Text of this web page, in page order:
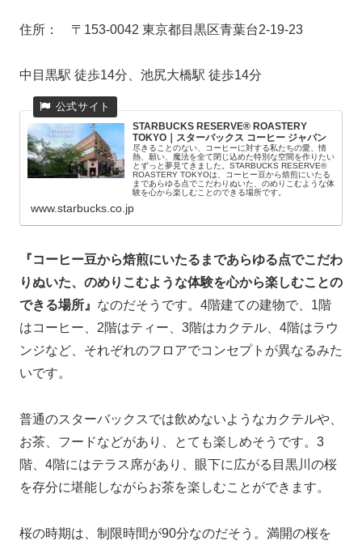
住所： 〒153-0042 東京都目黒区青葉台2-19-23
中目黒駅 徒歩14分、池尻大橋駅 徒歩14分
STARBUCKS RESERVE® ROASTERY
TOKYO｜スターバックス コーヒー ジャパン
尽きることのない、コーヒーに対する私たちの愛、情
熱、願い、魔法を全て閉じ込めた特別な空間を作りたい
とずっと夢見てきました。STARBUCKS RESERVE®
ROASTERY TOKYOは、コーヒー豆から焙煎にいたる
まであらゆる点でこだわりぬいた、のめりこむような体
験を心から楽しむことのできる場所です。
www.starbucks.co.jp
『コーヒー豆から焙煎にいたるまであらゆる点でこだわ
りぬいた、のめりこむような体験を心から楽しむことの
できる場所』 なのだそうです。4階建ての建物で、1階
はコーヒー、2階はティー、3階はカクテル、4階はラウ
ンジなど、それぞれのフロアでコンセプトが異なるみた
いです。
普通のスターバックスでは飲めないようなカクテルや、
お茶、フードなどがあり、とても楽しめそうです。3
階、4階にはテラス席があり、眼下に広がる目黒川の桜
を存分に堪能しながらお茶を楽しむことができます。
桜の時期は、制限時間が90分なのだそう。満開の桜を